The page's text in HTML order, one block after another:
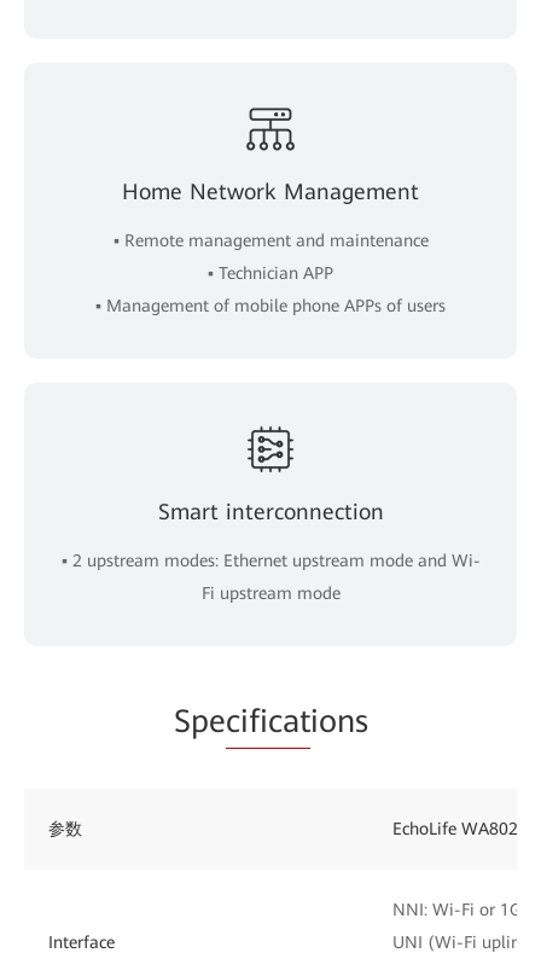
Home Network Management
▪ Remote management and maintenance
▪ Technician APP
▪ Management of mobile phone APPs of users
Smart interconnection
▪ 2 upstream modes: Ethernet upstream mode and Wi-
Fi upstream mode
Specifications
参数 EchoLife
Interface
NNI: Wi-Fi or 1GE
UNI (Wi-Fi uplink):